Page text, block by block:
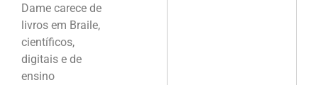
Dame carece de
livros em Braile,
científicos,
digitais e de
ensino